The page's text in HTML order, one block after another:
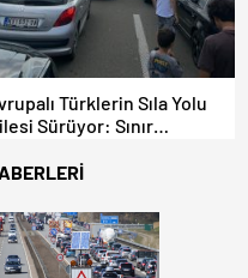
Türklerin Sıla Yolu
Sürüyor: Sınır